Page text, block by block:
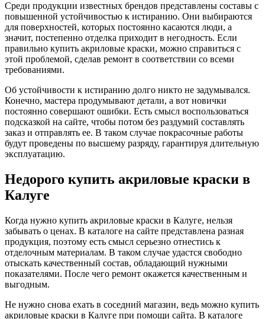
Среди продукции известных брендов представлены составы с
повышенной устойчивостью к истиранию. Они выбираются
для поверхностей, которых постоянно касаются люди, а
значит, постепенно отделка приходит в негодность. Если
правильно купить акриловые краски, можно справиться с
этой проблемой, сделав ремонт в соответствии со всеми
требованиями.
Об устойчивости к истиранию долго никто не задумывался.
Конечно, мастера продумывают детали, а вот новички
постоянно совершают ошибки. Есть смысл воспользоваться
подсказкой на сайте, чтобы потом без раздумий составлять
заказ и отправлять ее. В таком случае покрасочные работы
будут проведены по высшему разряду, гарантируя длительную
эксплуатацию.
Недорого купить акриловые краски в
Калуге
Когда нужно купить акриловые краски в Калуге, нельзя
забывать о ценах. В каталоге на сайте представлена разная
продукция, поэтому есть смысл серьезно отнестись к
отделочным материалам. В таком случае удастся свободно
отыскать качественный состав, обладающий нужными
показателями. После чего ремонт окажется качественным и
выгодным.
Не нужно снова ехать в соседний магазин, ведь можно купить
акриловые краски в Калуге при помощи сайта. В каталоге